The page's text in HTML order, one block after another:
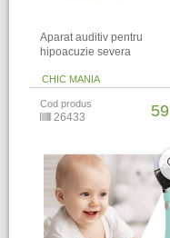
Aparat auditiv pentru
hipoacuzie severa
CHIC MANIA
Cod produs
26433 59